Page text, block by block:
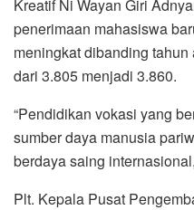
Kreatif Ni Wayan Giri
penerimaan mahasiswa
meningkat dibanding
dari 3.805 menjadi 3.860.
“Pendidikan vokasi yang
sumber daya manusia
berdaya saing
Plt. Kepala Pusat